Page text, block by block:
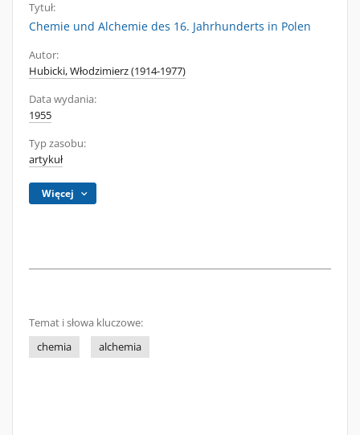
Tytuł:
Chemie und Alchemie des 16. Jahrhunderts in Polen
Autor:
Hubicki, Włodzimierz (1914-1977)
Data wydania:
1955
Typ zasobu:
artykuł
Więcej
Temat i słowa kluczowe:
chemia
alchemia